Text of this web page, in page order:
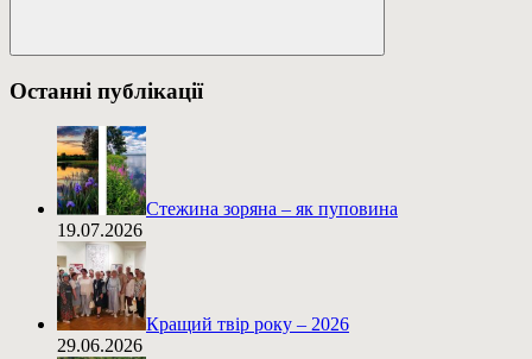
Пошук
Останні публікації
Стежина зоряна – як пуповина
19.07.2026
Кращий твір року – 2026
29.06.2026